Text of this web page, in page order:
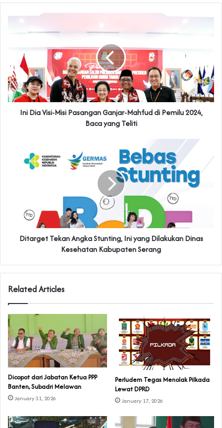
Ini Dia Visi-Misi Pasangan Ganjar-Mahfud di Pemilu 2024,
Baca yang Teliti
Ditarget Tekan Angka Stunting, Ini yang Dilakukan Dinas
Kesehatan Kabupaten Serang
Related Articles
Dicopot dari Jabatan Ketua PPP
Banten, Subadri Melawan
January 31, 2026
Perludem Tegas Menolak Pilkada
Lewat DPRD
January 17, 2026